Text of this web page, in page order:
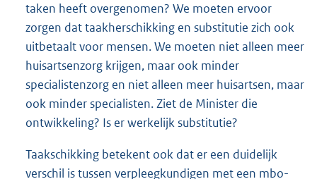
taken heeft overgenomen? We moeten ervoor
zorgen dat taakherschikking en substitutie zich ook
uitbetaalt voor mensen. We moeten niet alleen meer
huisartsenzorg krijgen, maar ook minder
specialistenzorg en niet alleen meer huisartsen, maar
ook minder specialisten. Ziet de Minister die
ontwikkeling? Is er werkelijk substitutie?
Taakschikking betekent ook dat er een duidelijk
verschil is tussen verpleegkundigen met een mbo-